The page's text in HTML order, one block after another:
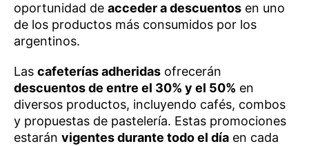
oportunidad de acceder a descuentos en uno
de los productos más consumidos por los
argentinos.
Las cafeterías adheridas ofrecerán
descuentos de entre el 30% y el 50% en
diversos productos, incluyendo cafés, combos
y propuestas de pastelería. Estas promociones
estarán vigentes durante todo el día en cada